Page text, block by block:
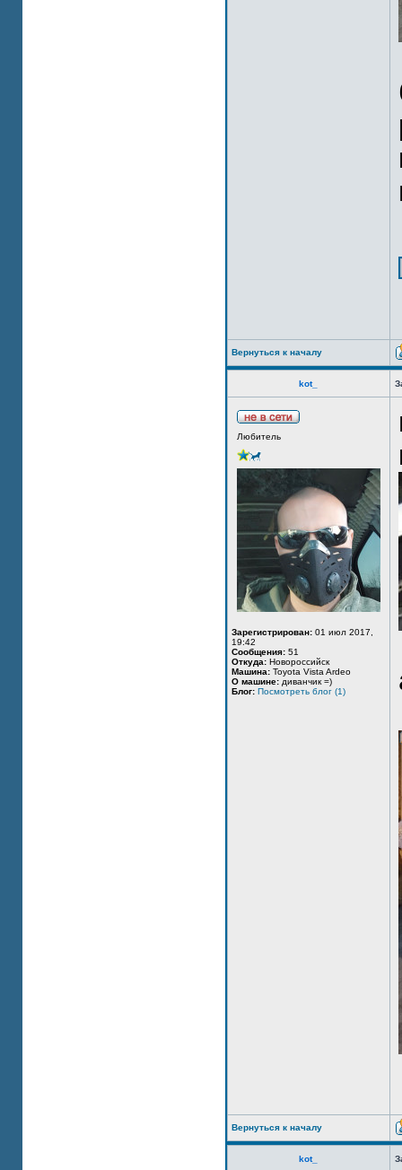
Вернуться к началу
kot_
Любитель
Зарегистрирован: 01 июл 2017,
19:42
Сообщения: 51
Откуда: Новороссийск
Машина: Toyota Vista Ardeo
О машине: диванчик =)
Блог: Посмотреть блог (1)
Вернуться к началу
kot_